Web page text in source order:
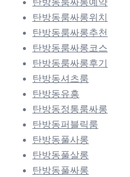
탄방동룸싸롱위치
탄방동룸싸롱추천
탄방동룸싸롱코스
탄방동룸싸롱후기
탄방동셔츠룸
탄방동유흥
탄방동정통룸싸롱
탄방동퍼블릭룸
탄방동풀사롱
탄방동풀살롱
탄방동풀싸롱